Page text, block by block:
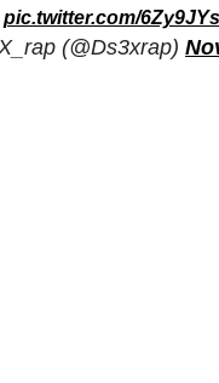
pic.twitter.com/
(@Ds3xrap)